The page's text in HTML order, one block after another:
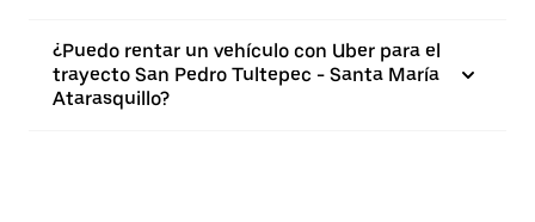
¿Puedo rentar un vehículo con Uber para el
trayecto San Pedro Tultepec - Santa María
Atarasquillo?